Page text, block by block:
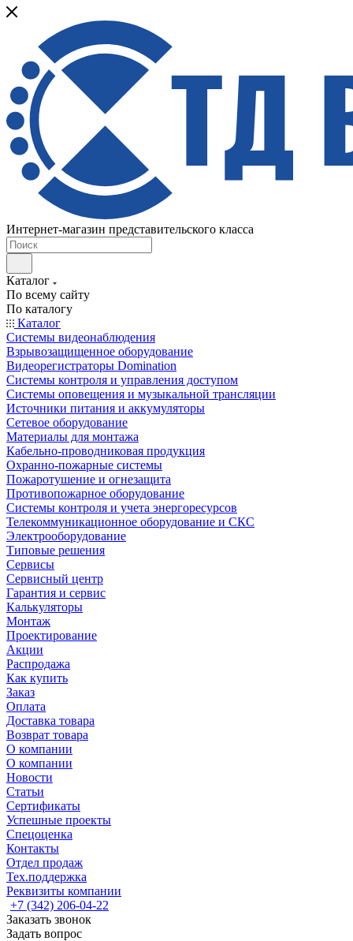
Интернет-магазин представительского класса
Каталог
По всему сайту
По каталогу
Каталог
Системы видеонаблюдения
Взрывозащищенное оборудование
Видеорегистраторы Domination
Системы контроля и управления доступом
Системы оповещения и музыкальной трансляции
Источники питания и аккумуляторы
Сетевое оборудование
Материалы для монтажа
Кабельно-проводниковая продукция
Охранно-пожарные системы
Пожаротушение и огнезащита
Противопожарное оборудование
Системы контроля и учета энергоресурсов
Телекоммуникационное оборудование и СКС
Электрооборудование
Типовые решения
Сервисы
Сервисный центр
Гарантия и сервис
Калькуляторы
Монтаж
Проектирование
Акции
Распродажа
Как купить
Заказ
Оплата
Доставка товара
Возврат товара
О компании
О компании
Новости
Статьи
Сертификаты
Успешные проекты
Спецоценка
Контакты
Отдел продаж
Тех.поддержка
Реквизиты компании
+7 (342) 206-04-22
Заказать звонок
Задать вопрос